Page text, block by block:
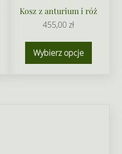
Kosz z anturium i róż
455,00zł
Wybierz opcje